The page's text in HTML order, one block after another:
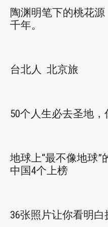
陶渊明笔下的桃花
千年。
台北人 北京旅
50个人生必去圣地，
地球上“最不像地球”
中国4个上榜
36张照片让你看明